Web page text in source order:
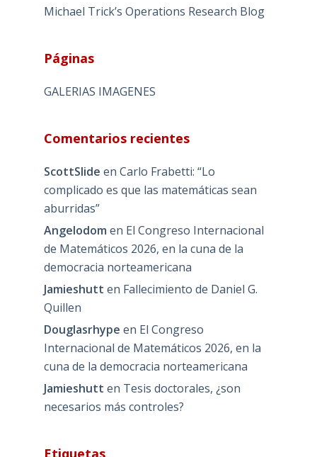
Michael Trick’s Operations Research Blog
Páginas
GALERIAS IMAGENES
Comentarios recientes
ScottSlide en Carlo Frabetti: “Lo
complicado es que las matemáticas sean
aburridas”
Angelodom en El Congreso Internacional
de Matemáticos 2026, en la cuna de la
democracia norteamericana
Jamieshutt en Fallecimiento de Daniel G.
Quillen
Douglasrhype en El Congreso
Internacional de Matemáticos 2026, en la
cuna de la democracia norteamericana
Jamieshutt en Tesis doctorales, ¿son
necesarios más controles?
Etiquetas